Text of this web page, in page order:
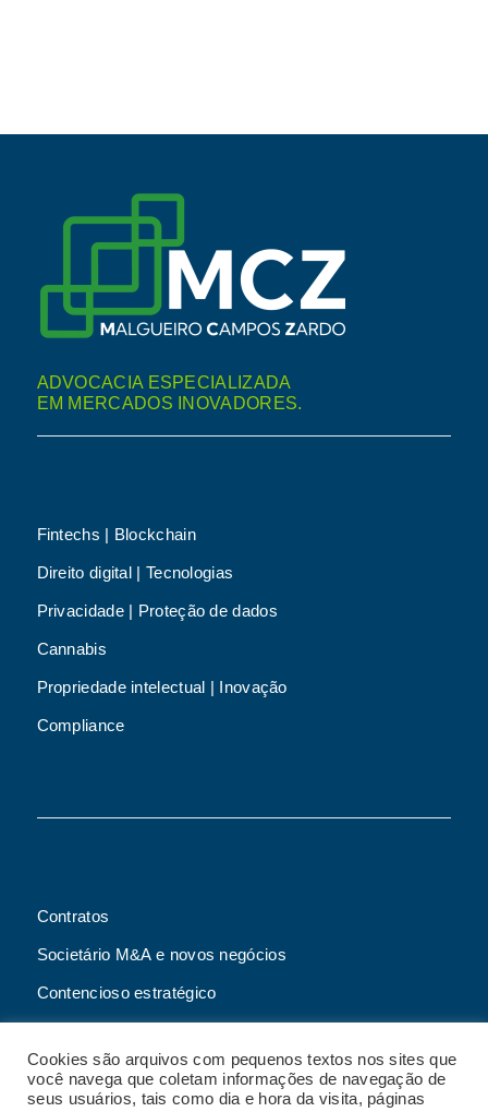
ADVOCACIA ESPECIALIZADA
EM MERCADOS INOVADORES.
Fintechs | Blockchain
Direito digital | Tecnologias
Privacidade | Proteção de dados
Cannabis
Propriedade intelectual | Inovação
Compliance
Contratos
Societário M&A e novos negócios
Contencioso estratégico
Advogado online
Planos de assessoria mensal
Cookies são arquivos com pequenos textos nos sites que
você navega que coletam informações de navegação de
seus usuários, tais como dia e hora da visita, páginas